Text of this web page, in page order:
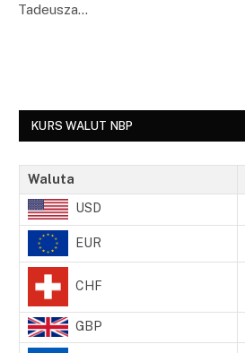
Tadeusza…
KURS WALUT NBP
Waluta
USD
EUR
CHF
GBP